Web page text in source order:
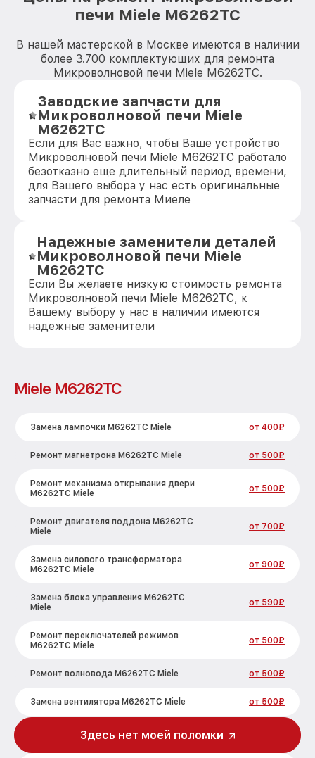
печи Miele M6262TC
В нашей мастерской в Москве имеются в наличии
более 3.700 комплектующих для ремонта
Микроволновой печи Miele M6262TC.
Заводские запчасти для
Микроволновой печи Miele
M6262TC
Если для Вас важно, чтобы Ваше устройство
Микроволновой печи Miele M6262TC работало
безотказно еще длительный период времени,
для Вашего выбора у нас есть оригинальные
запчасти для ремонта Миеле
Надежные заменители деталей
Микроволновой печи Miele
M6262TC
Если Вы желаете низкую стоимость ремонта
Микроволновой печи Miele M6262TC, к
Вашему выбору у нас в наличии имеются
надежные заменители
Miele M6262TC
Замена лампочки M6262TC Miele от 400₽
Ремонт магнетрона M6262TC Miele от 500₽
Ремонт механизма открывания двери
M6262TC Miele
от 500₽
Ремонт двигателя поддона M6262TC
Miele
от 700₽
Замена силового трансформатора
M6262TC Miele
от 900₽
Замена блока управления M6262TC
Miele
от 590₽
Ремонт переключателей режимов
M6262TC Miele
от 500₽
Ремонт волновода M6262TC Miele от 500₽
Замена вентилятора M6262TC Miele от 500₽
Замена ТЭН M6262TC Miele
Здесь нет моей поломки